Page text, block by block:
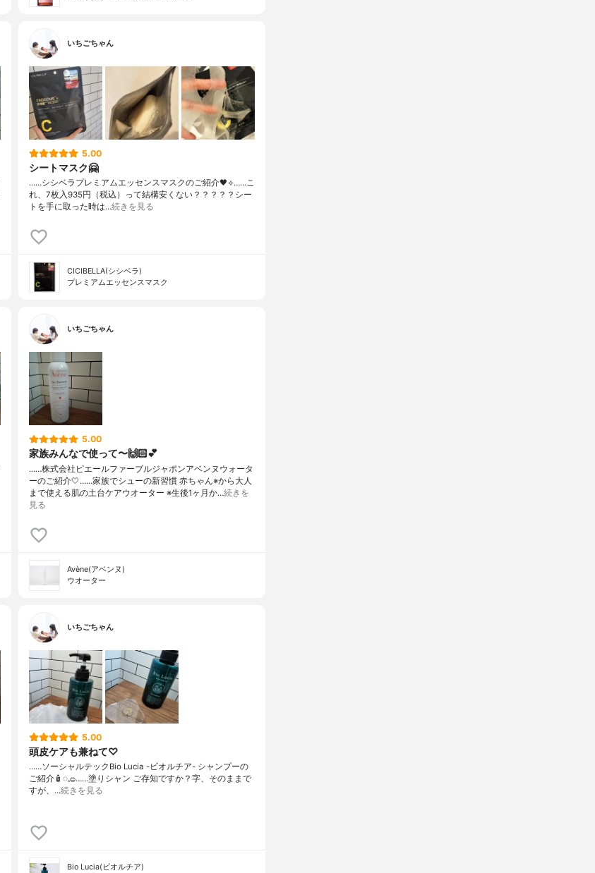
いちごちゃん
5.00
シートマスク🤗
……⁡⁡シシベラ⁡⁡プレミアムエッセンスマスク⁡⁡のご紹介🖤⟡⁡⁡……⁡⁡こ
れ、7枚入935円（税込）⁡⁡って結構安くない？？？？？⁡⁡⁡シー
トを手に取った時は…続きを見る
CICIBELLA(シシベラ)
プレミアムエッセンスマスク
いちごちゃん
5.00
家族みんなで使って〜🙌🏻💕
……株式会社ピエールファーブルジャポンアベンヌウォータ
ーのご紹介︎🤍……家族でシューの新習慣 赤ちゃん※から大人
まで使える肌の土台ケアウオーター ※生後1ヶ月か…続きを
見る
Avène(アベンヌ)
ウオーター
いちごちゃん
5.00
頭皮ケアも兼ねて♡
……⁡⁡⁡ソーシャルテックBio Lucia -ビオルチア- シャンプー⁡の
ご紹介🧴‎◌𓈒𓐍⁡……⁡⁡⁡⁡塗りシャン ご存知ですか？⁡⁡⁡⁡字、そのままで
すが、…続きを見る
Bio Lucia(ビオルチア)